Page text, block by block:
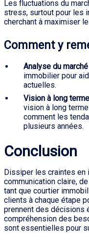
Les fluctuations du
stress, surtout pour les
cherchant à maximiser
Comment y
Analyse du marché
immobilier pour
actuelles.
Vision à long
vision à long
comment les
plusieurs années.
Conclusion
Dissiper les craintes en
communication claire,
tant que courtier
clients à chaque étape
prennent des décisions
compréhension des
sont essentielles pour